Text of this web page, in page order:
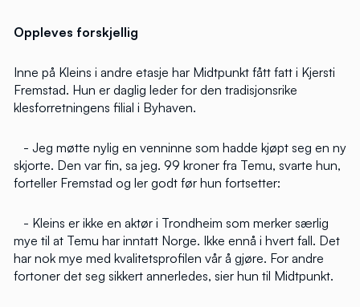
Oppleves forskjellig
Inne på Kleins i andre etasje har Midtpunkt fått fatt i Kjersti
Fremstad. Hun er daglig leder for den tradisjonsrike
klesforretningens filial i Byhaven.
- Jeg møtte nylig en venninne som hadde kjøpt seg en ny
skjorte. Den var fin, sa jeg. 99 kroner fra Temu, svarte hun,
forteller Fremstad og ler godt før hun fortsetter:
- Kleins er ikke en aktør i Trondheim som merker særlig
mye til at Temu har inntatt Norge. Ikke ennå i hvert fall. Det
har nok mye med kvalitetsprofilen vår å gjøre. For andre
fortoner det seg sikkert annerledes, sier hun til Midtpunkt.